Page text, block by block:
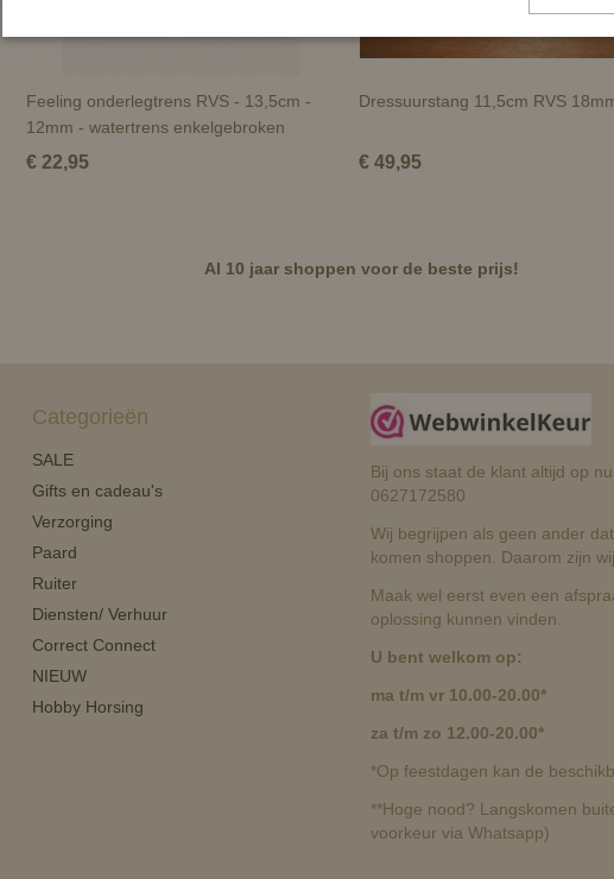
Feeling onderlegtrens RVS - 13,5cm -
12mm - watertrens enkelgebroken
€ 22,95
Dressuurstang 11,5cm RVS
€ 49,95
Al 10 jaar shoppen voor de beste prijs!
Categorieën
SALE
Gifts en cadeau's
Verzorging
Paard
Ruiter
Diensten/ Verhuur
Correct Connect
NIEUW
Hobby Horsing
Bij ons staat de klant altijd op
0627172580
Wij begrijpen als geen ander
komen shoppen. Daarom zijn
Maak wel eerst even een
oplossing kunnen vinden.
U bent welkom op:
ma t/m vr 10.00-20.00*
za t/m zo 12.00-20.00*
*Op feestdagen kan de
**Hoge nood? Langskomen
voorkeur via Whatsapp)